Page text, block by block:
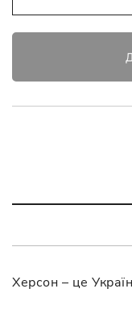
Херсон – це